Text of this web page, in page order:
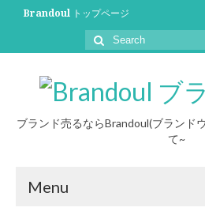
Brandoul トップページ
ブランド売るならBrandoul(ブランド
て~
Menu